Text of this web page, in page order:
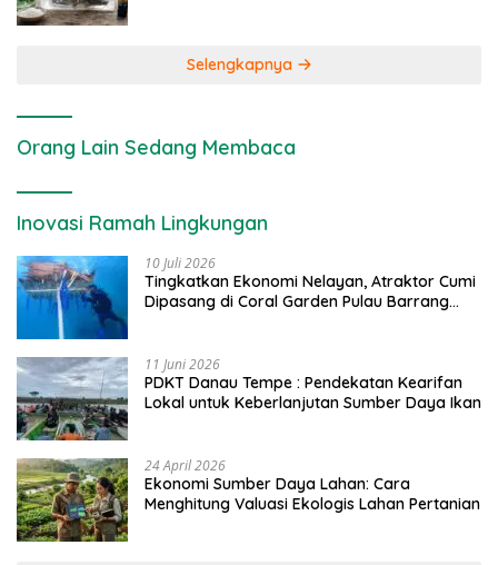
Selengkapnya
Orang Lain Sedang Membaca
Inovasi Ramah Lingkungan
10 Juli 2026
Tingkatkan Ekonomi Nelayan, Atraktor Cumi
Dipasang di Coral Garden Pulau Barrang
11 Juni 2026
PDKT Danau Tempe : Pendekatan Kearifan
Lokal untuk Keberlanjutan Sumber Daya Ikan
24 April 2026
Ekonomi Sumber Daya Lahan: Cara
Menghitung Valuasi Ekologis Lahan Pertanian